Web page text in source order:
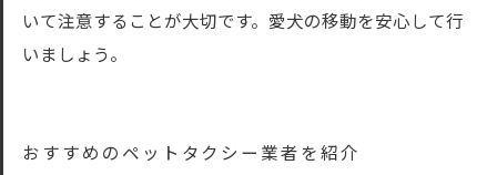
いて注意することが大切です。愛犬の移動を安心して行
いましょう。
おすすめのペットタクシー業者を紹介